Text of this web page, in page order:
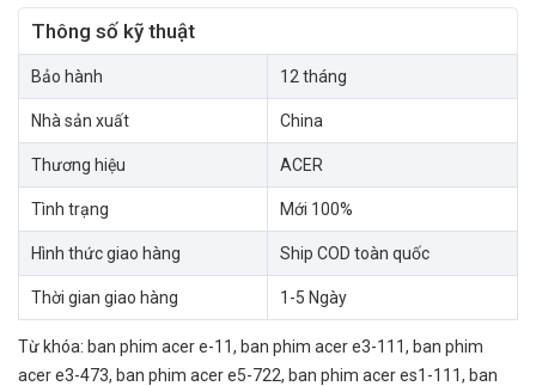
Thông số kỹ thuật
Bảo hành 12 tháng
Nhà sản xuất China
Thương hiệu ACER
Tình trạng Mới 100%
Hình thức giao hàng Ship COD toàn quốc
Thời gian giao hàng 1-5 Ngày
Từ khóa: ban phim acer e-11, ban phim acer e3-111, ban phim
acer e3-473, ban phim acer e5-722, ban phim acer es1-111, ban